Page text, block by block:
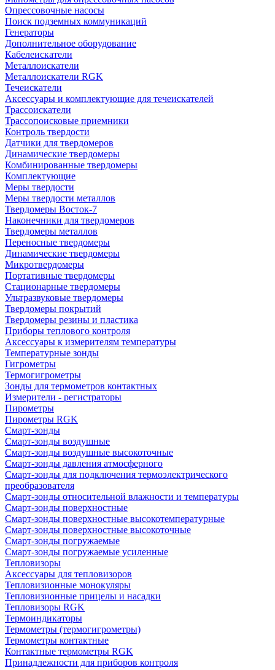
Опрессовочные насосы
Поиск подземных коммуникаций
Генераторы
Дополнительное оборудование
Кабелеискатели
Металлоискатели
Металлоискатели RGK
Течеискатели
Аксессуары и комплектующие для течеискателей
Трассоискатели
Трассопоисковые приемники
Контроль твердости
Датчики для твердомеров
Динамические твердомеры
Комбинированные твердомеры
Комплектующие
Меры твердости
Меры твердости металлов
Твердомеры Восток-7
Наконечники для твердомеров
Твердомеры металлов
Переносные твердомеры
Динамические твердомеры
Микротвердомеры
Портативные твердомеры
Стационарные твердомеры
Ультразвуковые твердомеры
Твердомеры покрытий
Твердомеры резины и пластика
Приборы теплового контроля
Аксессуары к измерителям температуры
Температурные зонды
Гигрометры
Термогигрометры
Зонды для термометров контактных
Измерители - регистраторы
Пирометры
Пирометры RGK
Смарт-зонды
Смарт-зонды воздушные
Смарт-зонды воздушные высокоточные
Смарт-зонды давления атмосферного
Смарт-зонды для подключения термоэлектрического
преобразователя
Смарт-зонды относительной влажности и температуры
Смарт-зонды поверхностные
Смарт-зонды поверхностные высокотемпературные
Смарт-зонды поверхностные высокоточные
Смарт-зонды погружаемые
Смарт-зонды погружаемые усиленные
Тепловизоры
Аксессуары для тепловизоров
Тепловизионные монокуляры
Тепловизионные прицелы и насадки
Тепловизоры RGK
Термоиндикаторы
Термометры (термогигрометры)
Термометры контактные
Контактные термометры RGK
Принадлежности для приборов контроля